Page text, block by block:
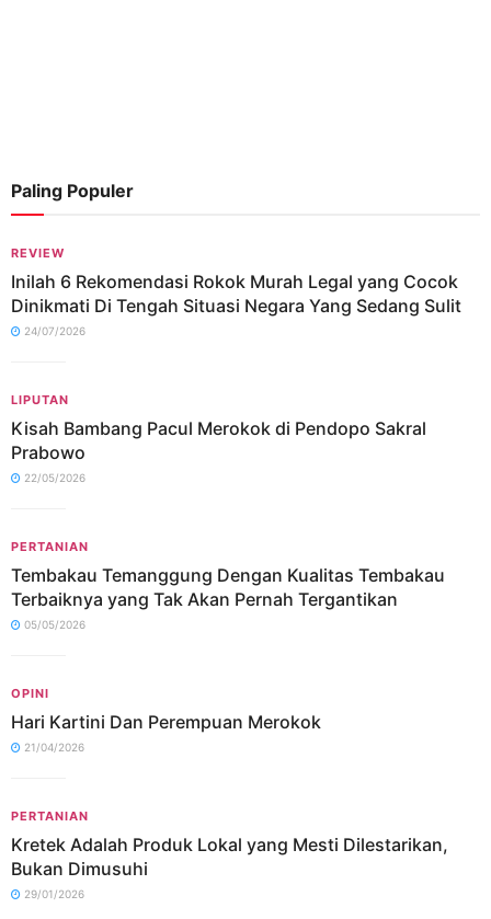
Paling Populer
REVIEW
Inilah 6 Rekomendasi Rokok Murah Legal yang Cocok
Dinikmati Di Tengah Situasi Negara Yang Sedang Sulit
24/07/2026
LIPUTAN
Kisah Bambang Pacul Merokok di Pendopo Sakral
Prabowo
22/05/2026
PERTANIAN
Tembakau Temanggung Dengan Kualitas Tembakau
Terbaiknya yang Tak Akan Pernah Tergantikan
05/05/2026
OPINI
Hari Kartini Dan Perempuan Merokok
21/04/2026
PERTANIAN
Kretek Adalah Produk Lokal yang Mesti Dilestarikan,
Bukan Dimusuhi
29/01/2026